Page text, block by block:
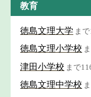
教育
徳島文理大学 ま
徳島文理小学校
津田小学校 まで
徳島文理中学校